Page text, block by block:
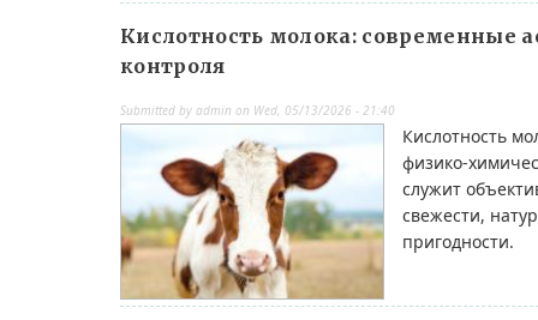
Кислотность молока: современные
контроля
Submitted by admin on Wed, 05/13/2026 - 21:40
Кислотность
физико-
служит
свежести,
пригодности.